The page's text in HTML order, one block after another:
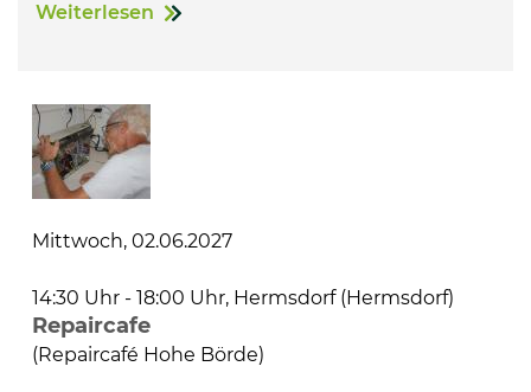
Weiterlesen
Mittwoch, 02.06.2027
14:30 Uhr - 18:00 Uhr, Hermsdorf (Hermsdorf)
Repaircafe
(Repaircafé Hohe Börde)